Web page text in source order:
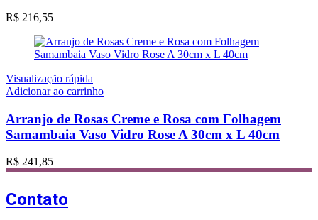
R$ 216,55
Visualização rápida
Adicionar ao carrinho
Arranjo de Rosas Creme e Rosa com Folhagem
Samambaia Vaso Vidro Rose A 30cm x L 40cm
R$ 241,85
Contato